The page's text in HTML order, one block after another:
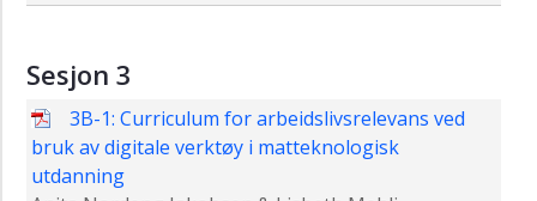
2016
2015
Sesjon 3
3B-1: Curriculum for arbeidslivsrelevans ved
bruk av digitale verktøy i matteknologisk
utdanning